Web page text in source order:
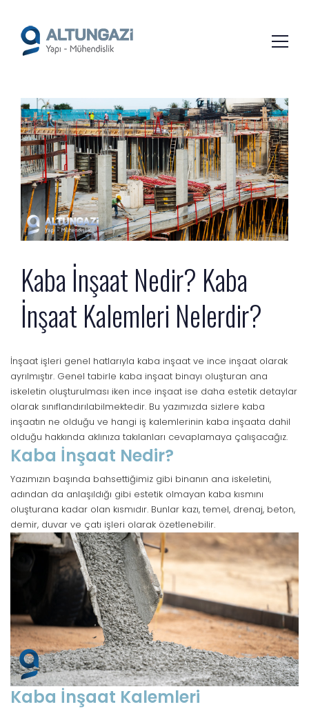
Kaba İnşaat Nedir? Kaba
İnşaat Kalemleri Nelerdir?
İnşaat işleri genel hatlarıyla kaba inşaat ve ince inşaat olarak
ayrılmıştır. Genel tabirle kaba inşaat binayı oluşturan ana
iskeletin oluşturulması iken ince inşaat ise daha estetik detaylar
olarak sınıflandırılabilmektedir. Bu yazımızda sizlere kaba
inşaatın ne olduğu ve hangi iş kalemlerinin kaba inşaata dahil
olduğu hakkında aklınıza takılanları cevaplamaya çalışacağız.
Kaba İnşaat Nedir?
Yazımızın başında bahsettiğimiz gibi binanın ana iskeletini,
adından da anlaşıldığı gibi estetik olmayan kaba kısmını
oluşturana kadar olan kısmıdır. Bunlar kazı, temel, drenaj, beton,
demir, duvar ve çatı işleri olarak özetlenebilir.
Kaba İnşaat Kalemleri